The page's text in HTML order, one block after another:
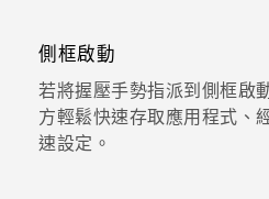
側框啟動
若將握壓手勢指派到側框啟
方輕鬆快速存取應用程式、
速設定。